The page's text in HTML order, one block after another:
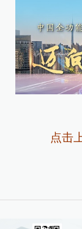
点击